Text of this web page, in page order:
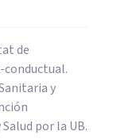
de
y
por la UB.